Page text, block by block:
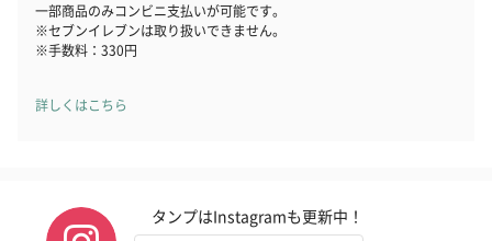
一部商品のみコンビニ支払いが可能です。
※セブンイレブンは取り扱いできません。
※手数料：330円
詳しくはこちら
タンプはInstagramも更新中！